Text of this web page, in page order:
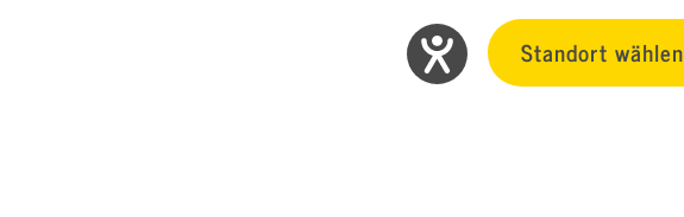
Standort wählen